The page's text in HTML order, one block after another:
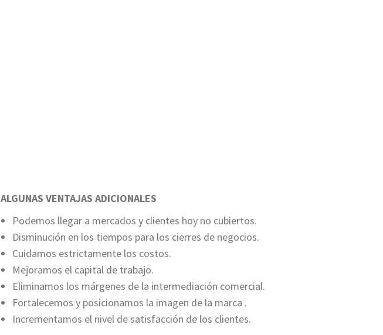
ALGUNAS VENTAJAS ADICIONALES
Podemos llegar a mercados y clientes hoy no cubiertos.
Disminución en los tiempos para los cierres de negocios.
Cuidamos estrictamente los costos.
Mejoramos el capital de trabajo.
Eliminamos los márgenes de la intermediación comercial.
Fortalecemos y posicionamos la imagen de la marca .
Incrementamos el nivel de satisfacción de los clientes.